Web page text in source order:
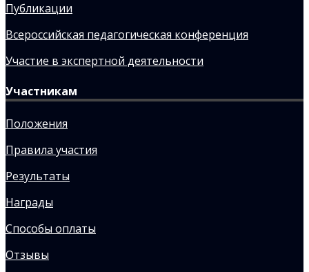
Публикации
Всероссийская педагогическая конференция
Участие в экспертной деятельности
Участникам
Положения
Правила участия
Результаты
Награды
Способы оплаты
Отзывы